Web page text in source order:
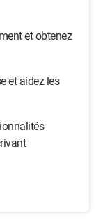
et obtenez
et aidez les